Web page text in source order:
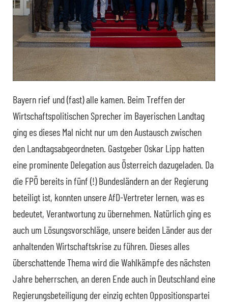
Bayern rief und (fast) alle kamen. Beim Treffen der
Wirtschaftspolitischen Sprecher im Bayerischen Landtag
ging es dieses Mal nicht nur um den Austausch zwischen
den Landtagsabgeordneten. Gastgeber Oskar Lipp hatten
eine prominente Delegation aus Österreich dazugeladen. Da
die FPÖ bereits in fünf (!) Bundesländern an der Regierung
beteiligt ist, konnten unsere AfD-Vertreter lernen, was es
bedeutet, Verantwortung zu übernehmen. Natürlich ging es
auch um Lösungsvorschläge, unsere beiden Länder aus der
anhaltenden Wirtschaftskrise zu führen. Dieses alles
überschattende Thema wird die Wahlkämpfe des nächsten
Jahre beherrschen, an deren Ende auch in Deutschland eine
Regierungsbeteiligung der einzig echten Oppositionspartei